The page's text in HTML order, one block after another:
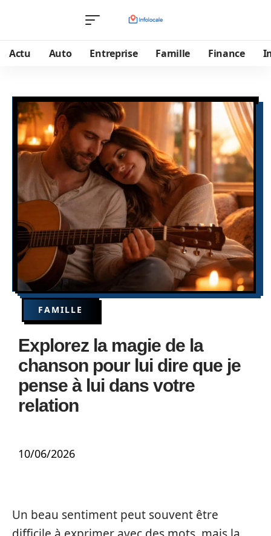
Actu Auto Entreprise Famille Finance
FAMILLE
Explorez la magie de la
chanson pour lui dire que je
pense à lui dans votre
relation
10/06/2026
Un beau sentiment peut souvent être